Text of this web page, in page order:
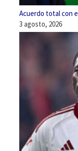
Acuerdo total con
3 agosto, 2026